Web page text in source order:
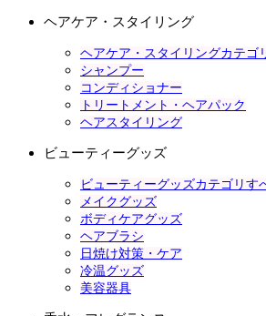
ヘアケア・スタイリング
ヘアケア・スタイリングカテゴ
シャンプー
コンディショナー
トリートメント・ヘアパック
ヘアスタイリング
ビューティーグッズ
ビューティーグッズカテゴリす
メイクグッズ
ボディケアグッズ
ヘアブラシ
日焼け対策・ケア
冷温グッズ
美容器具